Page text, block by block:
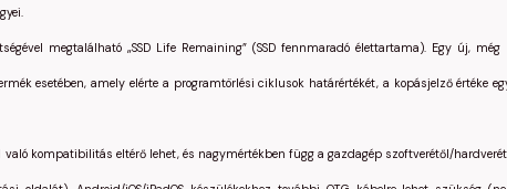
megtalálható „SSD Life Remaining” (SSD fennmaradó élettartama). Egy új, még
esetében, amely elérte a programtörlési ciklusok határértékét, a kopásjelző értéke
való kompatibilitás eltérő lehet, és nagymértékben függ a gazdagép szoftverétől/